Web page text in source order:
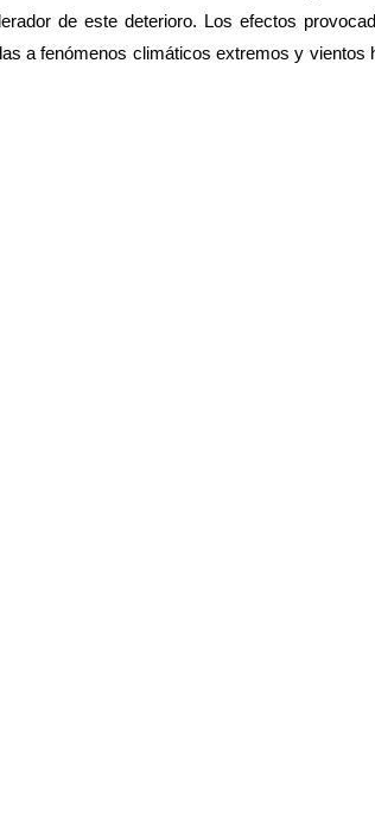
de este deterioro. Los efectos
a fenómenos climáticos extremos y vientos